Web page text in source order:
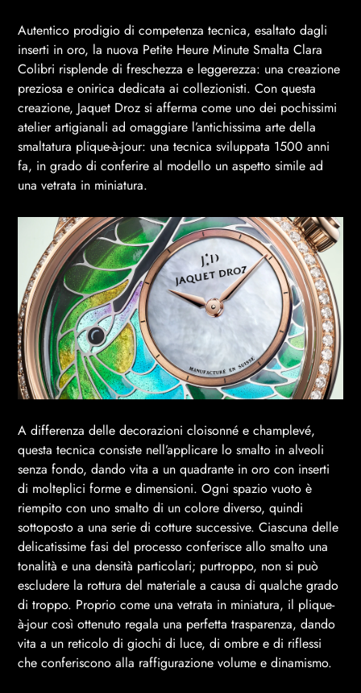
Autentico prodigio di competenza tecnica, esaltato dagli
inserti in oro, la nuova Petite Heure Minute Smalta Clara
Colibri risplende di freschezza e leggerezza: una creazione
preziosa e onirica dedicata ai collezionisti. Con questa
creazione, Jaquet Droz si afferma come uno dei pochissimi
atelier artigianali ad omaggiare l’antichissima arte della
smaltatura plique-à-jour: una tecnica sviluppata 1500 anni
fa, in grado di conferire al modello un aspetto simile ad
una vetrata in miniatura.
A differenza delle decorazioni cloisonné e champlevé,
questa tecnica consiste nell’applicare lo smalto in alveoli
senza fondo, dando vita a un quadrante in oro con inserti
di molteplici forme e dimensioni. Ogni spazio vuoto è
riempito con uno smalto di un colore diverso, quindi
sottoposto a una serie di cotture successive. Ciascuna delle
delicatissime fasi del processo conferisce allo smalto una
tonalità e una densità particolari; purtroppo, non si può
escludere la rottura del materiale a causa di qualche grado
di troppo. Proprio come una vetrata in miniatura, il plique-
à-jour così ottenuto regala una perfetta trasparenza, dando
vita a un reticolo di giochi di luce, di ombre e di riflessi
che conferiscono alla raffigurazione volume e dinamismo.